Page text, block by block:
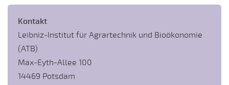
Kontakt
Leibniz-Institut für Agrartechnik und Bioökonomie
(ATB)
Max-Eyth-Allee 100
14469 Potsdam